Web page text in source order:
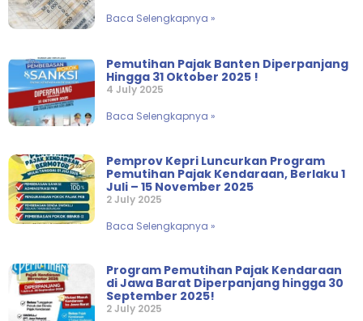
Baca Selengkapnya »
Pemutihan Pajak Banten Diperpanjang
Hingga 31 Oktober 2025 !
4 July 2025
Baca Selengkapnya »
Pemprov Kepri Luncurkan Program
Pemutihan Pajak Kendaraan, Berlaku 1
Juli – 15 November 2025
2 July 2025
Baca Selengkapnya »
Program Pemutihan Pajak Kendaraan
di Jawa Barat Diperpanjang hingga 30
September 2025!
2 July 2025